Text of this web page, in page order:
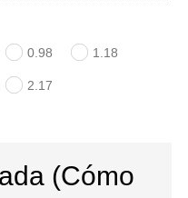
0.98 1.18
2.17
(Cómo